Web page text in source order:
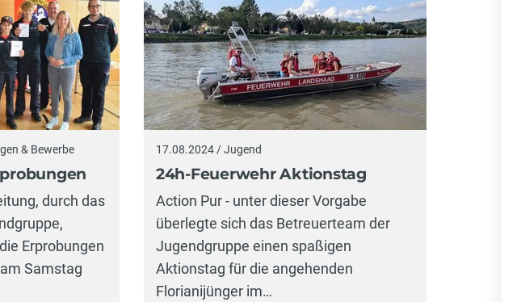
& Bewerbe
durch das
Erprobungen
Samstag
17.08.2024 / Jugend
24h-Feuerwehr Aktionstag
Action Pur - unter dieser Vorgabe
überlegte sich das Betreuerteam der
Jugendgruppe einen spaßigen
Aktionstag für die angehenden
Florianijünger im…